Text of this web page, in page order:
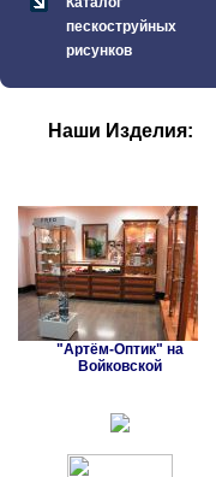
пескоструйных
рисунков
Наши Изделия:
"Артём-Оптик" на
Войковской